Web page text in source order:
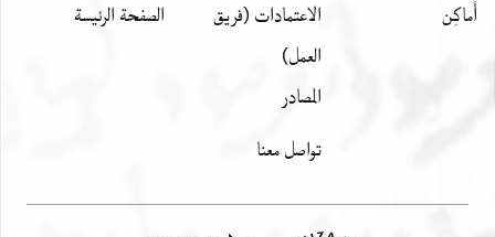
أَماكِن
الاعتمادات (فريق
العمل)
المصادر
تواصل معنا
الصفحة الرئيسة